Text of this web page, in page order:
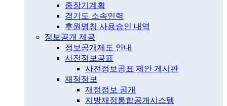
중장기계획
경기도 소속인력
후원명칭 사용승인 내역
정보공개 제공
정보공개제도 안내
사전정보공표
사전정보공표 제안 게시판
재정정보
재정정보 공개
지방재정통합공개시스템